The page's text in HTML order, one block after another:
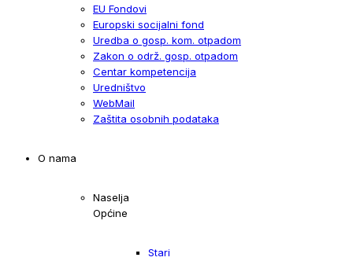
EU Fondovi
Europski socijalni fond
Uredba o gosp. kom. otpadom
Zakon o održ. gosp. otpadom
Centar kompetencija
Uredništvo
WebMail
Zaštita osobnih podataka
O nama
Naselja
Općine
Stari